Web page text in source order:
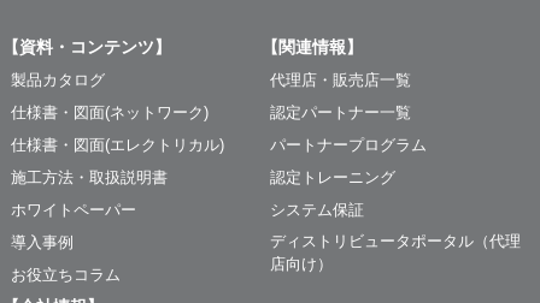
【資料・コンテンツ】
製品カタログ
仕様書・図面(ネットワーク)
仕様書・図面(エレクトリカル)
施工方法・取扱説明書
ホワイトペーパー
導入事例
お役立ちコラム
【関連情報】
代理店・販売店一覧
認定パートナー一覧
パートナープログラム
認定トレーニング
システム保証
ディストリビュータポータル（代理
店向け）